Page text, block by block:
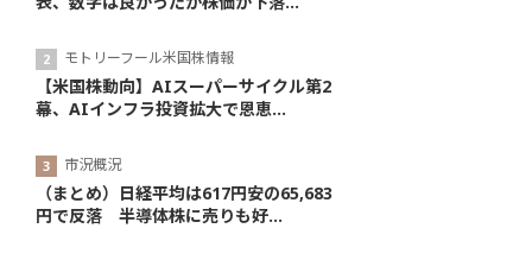
モトリーフール米国株情報
【米国株動向】AIスーパーサイクル第2
幕、AIインフラ投資拡大で恩恵...
市況概況
（まとめ）日経平均は617円安の65,683
円で反落 半導体株に売りも好...